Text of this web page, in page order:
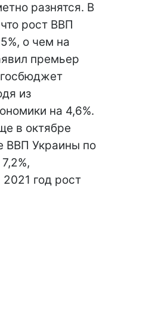
разнятся. В
рост ВВП
о чем на
премьер
из
на 4,6%.
в октябре
ВВП Украины по
год рост